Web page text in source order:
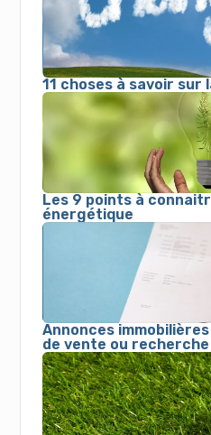
11 choses à savoir sur
Les 9 points à
énergétique
Annonces
de vente ou